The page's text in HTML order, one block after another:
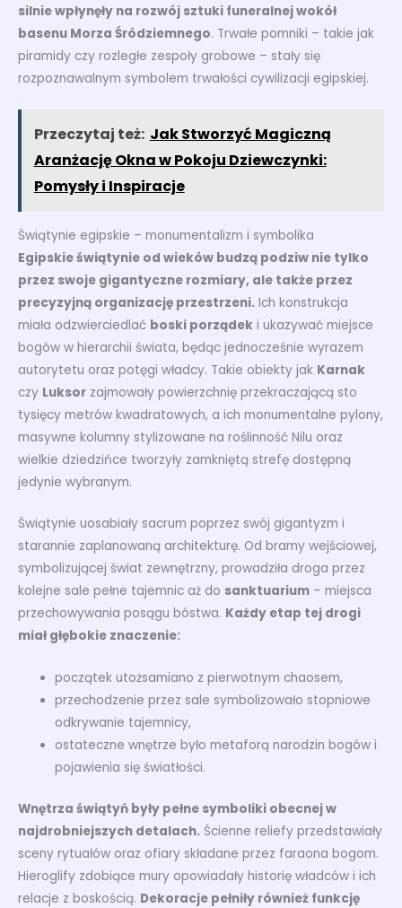
silnie wpłynęły na rozwój sztuki funeralnej wokół
basenu Morza Śródziemnego. Trwałe pomniki – takie jak
piramidy czy rozległe zespoły grobowe – stały się
rozpoznawalnym symbolem trwałości cywilizacji egipskiej.
Przeczytaj też: Jak Stworzyć Magiczną
Aranżację Okna w Pokoju Dziewczynki:
Pomysły i Inspiracje
Świątynie egipskie – monumentalizm i symbolika
Egipskie świątynie od wieków budzą podziw nie tylko
przez swoje gigantyczne rozmiary, ale także przez
precyzyjną organizację przestrzeni. Ich konstrukcja
miała odzwierciedlać boski porządek i ukazywać miejsce
bogów w hierarchii świata, będąc jednocześnie wyrazem
autorytetu oraz potęgi władcy. Takie obiekty jak Karnak
czy Luksor zajmowały powierzchnię przekraczającą sto
tysięcy metrów kwadratowych, a ich monumentalne pylony,
masywne kolumny stylizowane na roślinność Nilu oraz
wielkie dziedzińce tworzyły zamkniętą strefę dostępną
jedynie wybranym.
Świątynie uosabiały sacrum poprzez swój gigantyzm i
starannie zaplanowaną architekturę. Od bramy wejściowej,
symbolizującej świat zewnętrzny, prowadziła droga przez
kolejne sale pełne tajemnic aż do sanktuarium – miejsca
przechowywania posągu bóstwa. Każdy etap tej drogi
miał głębokie znaczenie:
początek utożsamiano z pierwotnym chaosem,
przechodzenie przez sale symbolizowało stopniowe
odkrywanie tajemnicy,
ostateczne wnętrze było metaforą narodzin bogów i
pojawienia się światłości.
Wnętrza świątyń były pełne symboliki obecnej w
najdrobniejszych detalach. Ścienne reliefy przedstawiały
sceny rytuałów oraz ofiary składane przez faraona bogom.
Hieroglify zdobiące mury opowiadały historię władców i ich
relacje z boskością. Dekoracje pełniły również funkcję